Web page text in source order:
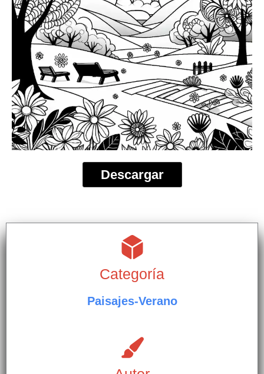
Descargar
Categoría
Paisajes-Verano